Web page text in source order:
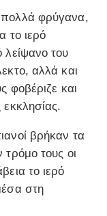
φρύγανα,
το ιερό
του
αλλά και
φοβέριζε και
βρήκαν τα
τους οι
το ιερό
στη